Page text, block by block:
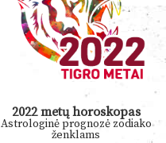
2022 metų horoskopas
Astrologinė prognozė zodiako
ženklams